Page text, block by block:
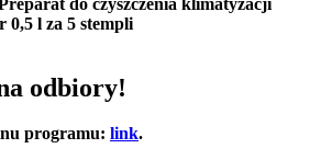
0,5 l za 5 stempli
odbiory!
programu: link.